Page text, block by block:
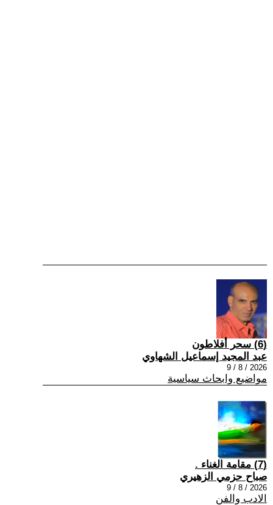
(6) سحر أفلاطون
عبد المجيد إسماعيل الشهاوي
2026 / 8 / 9
مواضيع وابحاث سياسية
(7) مقامة الغناء .
صباح حزمي الزهيري
2026 / 8 / 9
الادب والفن